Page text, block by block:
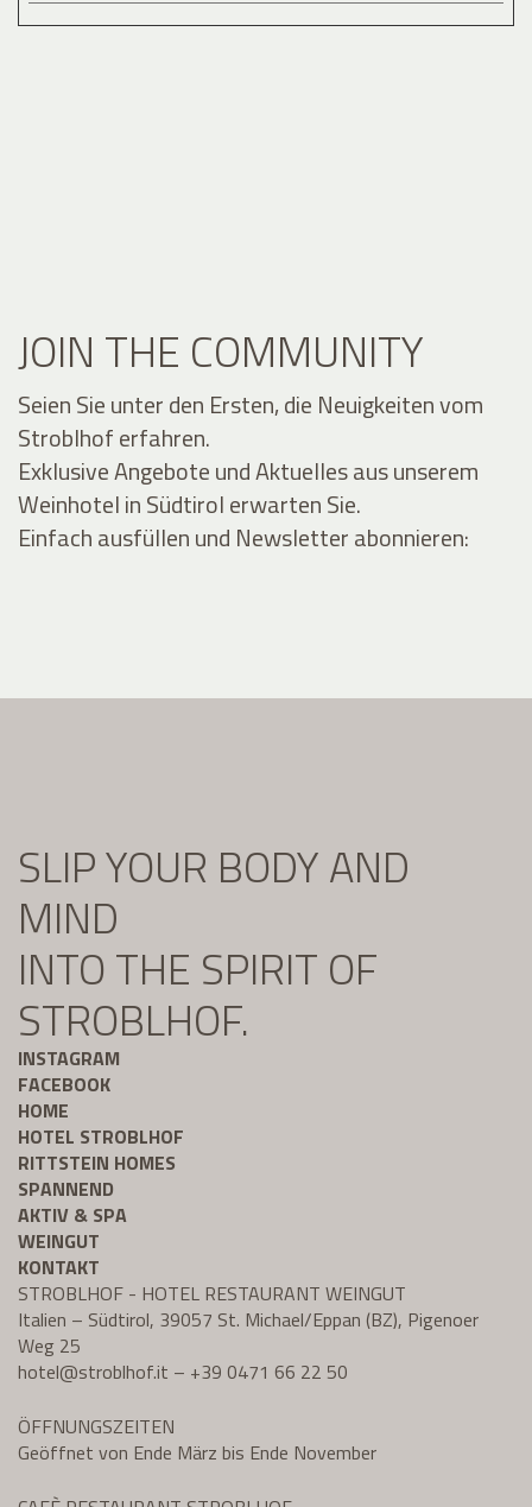
JOIN THE COMMUNITY
Seien Sie unter den Ersten, die Neuigkeiten vom
Stroblhof erfahren.
Exklusive Angebote und Aktuelles aus unserem
Weinhotel in Südtirol erwarten Sie.
Einfach ausfüllen und Newsletter abonnieren:
SLIP YOUR BODY AND
MIND
INTO THE SPIRIT OF
STROBLHOF.
INSTAGRAM
FACEBOOK
HOME
HOTEL STROBLHOF
RITTSTEIN HOMES
SPANNEND
AKTIV & SPA
WEINGUT
KONTAKT
STROBLHOF - HOTEL RESTAURANT WEINGUT
Italien – Südtirol, 39057 St. Michael/Eppan (BZ), Pigenoer
Weg 25
hotel@stroblhof.it – +39 0471 66 22 50
ÖFFNUNGSZEITEN
Geöffnet von Ende März bis Ende November